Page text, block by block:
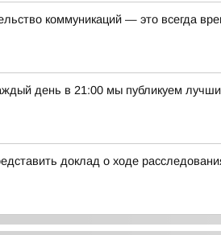
коммуникаций — это всегда
день в 21:00 мы публикуем
доклад о ходе